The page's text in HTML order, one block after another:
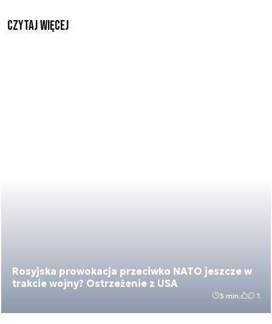
czytaj więcej
Rosyjska prowokacja przeciwko NATO jeszcze w
trakcie wojny? Ostrzeżenie z USA
3 min. 1